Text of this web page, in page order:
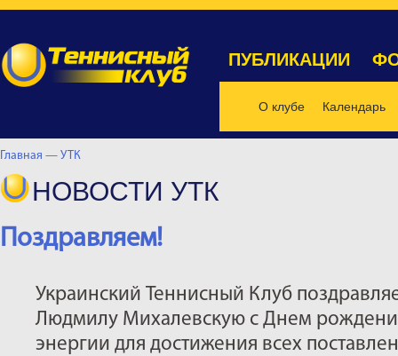
ПУБЛИКАЦИИ
О клубе Календарь
Главная — УТК
НОВОСТИ УТК
Поздравляем!
Украинский Теннисный Клуб
Людмилу Михалевскую с Днем
энергии для достижения всех